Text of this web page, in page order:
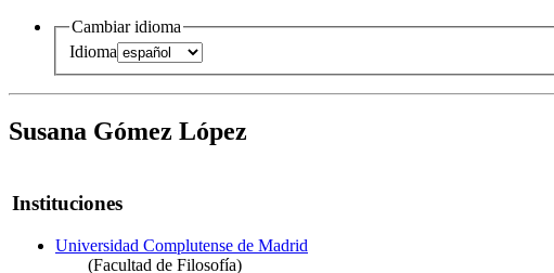
Cambiar idioma
Idioma
Susana Gómez López
Instituciones
Universidad Complutense de Madrid
(Facultad de Filosofía)